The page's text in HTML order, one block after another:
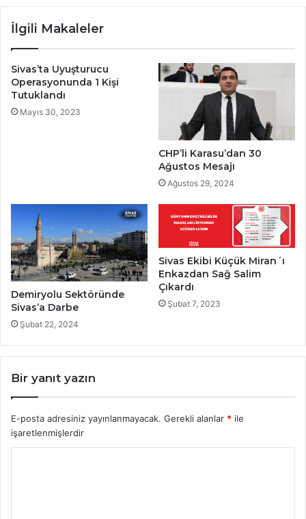
İlgili Makaleler
Sivas’ta Uyuşturucu
Operasyonunda 1 Kişi
Tutuklandı
Mayıs 30, 2023
CHP’li Karasu’dan 30
Ağustos Mesajı
Ağustos 29, 2024
Demiryolu Sektöründe
Sivas’a Darbe
Şubat 22, 2024
Sivas Ekibi Küçük Miran´ı
Enkazdan Sağ Salim
Çıkardı
Şubat 7, 2023
Bir yanıt yazın
E-posta adresiniz yayınlanmayacak. Gerekli alanlar * ile
işaretlenmişlerdir